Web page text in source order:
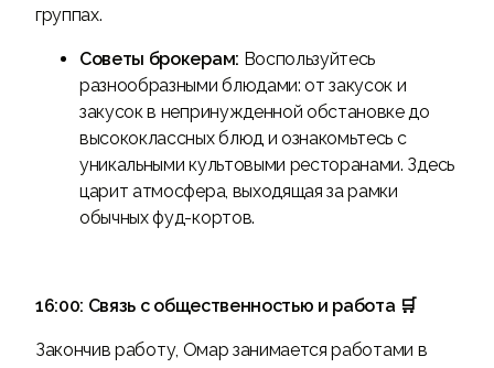
группах.
Советы брокерам: Воспользуйтесь
разнообразными блюдами: от закусок и
закусок в непринужденной обстановке до
высококлассных блюд и ознакомьтесь с
уникальными культовыми ресторанами. Здесь
царит атмосфера, выходящая за рамки
обычных фуд-кортов.
16:00: Связь с общественностью и работа 🛒
Закончив работу, Омар занимается работами в